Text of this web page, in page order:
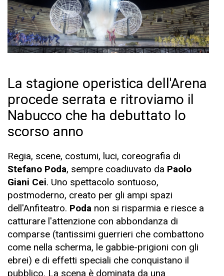
La stagione operistica dell'Arena
procede serrata e ritroviamo il
Nabucco che ha debuttato lo
scorso anno
Regia, scene, costumi, luci, coreografia di
Stefano Poda, sempre coadiuvato da Paolo
Giani Cei. Uno spettacolo sontuoso,
postmoderno, creato per gli ampi spazi
dell'Anfiteatro. Poda non si risparmia e riesce a
catturare l'attenzione con abbondanza di
comparse (tantissimi guerrieri che combattono
come nella scherma, le gabbie-prigioni con gli
ebrei) e di effetti speciali che conquistano il
pubblico. La scena è dominata da una